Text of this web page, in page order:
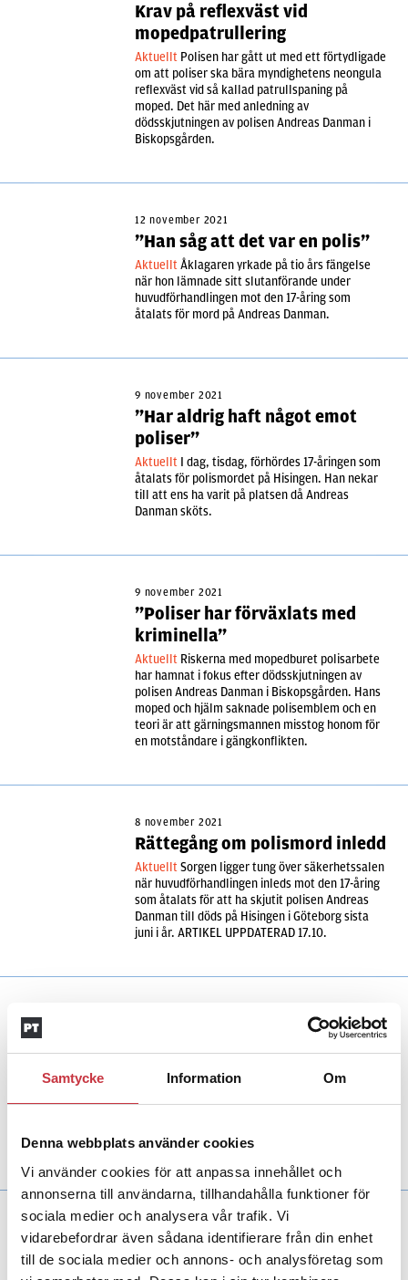
Samtycke Information Om
Denna webbplats använder cookies
Vi använder cookies för att anpassa innehållet och
annonserna till användarna, tillhandahålla funktioner för
sociala medier och analysera vår trafik. Vi
vidarebefordrar även sådana identifierare från din enhet
till de sociala medier och annons- och analysföretag som
Krav på reflexväst vid
mopedpatrullering
Aktuellt Polisen har gått ut med ett förtydligade
om att poliser ska bära myndighetens neongula
reflexväst vid så kallad patrullspaning på
moped. Det här med anledning av
dödsskjutningen av polisen Andreas Danman i
Biskopsgården.
12 november 2021
”Han såg att det var en polis”
Aktuellt Åklagaren yrkade på tio års fängelse
när hon lämnade sitt slutanförande under
huvudförhandlingen mot den 17-åring som
åtalats för mord på Andreas Danman.
9 november 2021
”Har aldrig haft något emot
poliser”
Aktuellt
I dag, tisdag, förhördes 17-åringen som
åtalats för polismordet på Hisingen. Han nekar
till att ens ha varit på platsen då Andreas
Danman sköts.
9 november 2021
”Poliser har förväxlats med
kriminella”
Aktuellt Riskerna med mopedburet polisarbete
har hamnat i fokus efter dödsskjutningen av
polisen Andreas Danman i Biskopsgården. Hans
moped och hjälm saknade polisemblem och en
teori är att gärningsmannen misstog honom för
en motståndare i gängkonflikten.
8 november 2021
Rättegång om polismord inledd
Aktuellt Sorgen ligger tung över säkerhetssalen
när huvudförhandlingen inleds mot den 17-åring
som åtalats för att ha skjutit polisen Andreas
Danman till döds på Hisingen i Göteborg sista
juni i år. ARTIKEL UPPDATERAD 17.10.
”Känns bra att utredningen
kommit så långt”
AktuelltÅtalet för mordet på polisen Andreas
gruppchef.
23 september 2021
3.000 poliser har skrivit under
upprop